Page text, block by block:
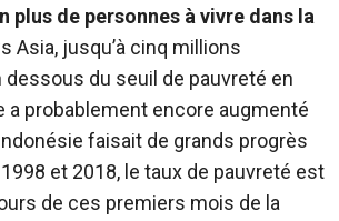
plus de personnes à vivre dans la
Asia, jusqu’à cinq millions
du seuil de pauvreté en
probablement encore augmenté
faisait de grands progrès
et 2018, le taux de pauvreté est
de ces premiers mois de la